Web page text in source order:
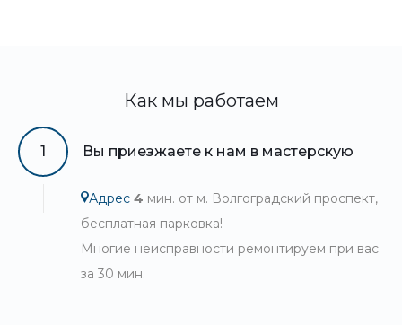
Как мы работаем
1 Вы приезжаете к нам в мастерскую
Адрес 4 мин. от м. Волгоградский проспект,
бесплатная парковка!
Многие неисправности ремонтируем при вас
за 30 мин.